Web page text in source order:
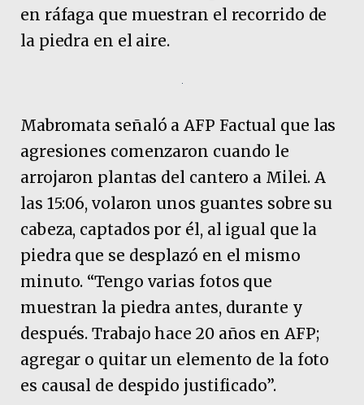
en ráfaga que muestran el recorrido de
la piedra en el aire.
Mabromata señaló a AFP Factual que las
agresiones comenzaron cuando le
arrojaron plantas del cantero a Milei. A
las 15:06, volaron unos guantes sobre su
cabeza, captados por él, al igual que la
piedra que se desplazó en el mismo
minuto. “Tengo varias fotos que
muestran la piedra antes, durante y
después. Trabajo hace 20 años en AFP;
agregar o quitar un elemento de la foto
es causal de despido justificado”.